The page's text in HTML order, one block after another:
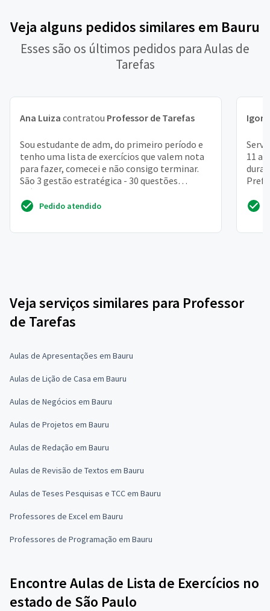
Veja alguns pedidos similares em Bauru
Esses são os últimos pedidos para Aulas de
Tarefas
Ana Luiza contratou Professor de Tarefas
Sou estudante de adm, do primeiro período e
tenho uma lista de exercícios que valem nota
para fazer, comecei e não consigo terminar.
São 3 gestão estratégica - 30 questões
múltipla escolh...
Pedido atendido
Igor
11
Veja serviços similares para Professor
de Tarefas
Aulas de Apresentações em Bauru
Aulas de Lição de Casa em Bauru
Aulas de Negócios em Bauru
Aulas de Projetos em Bauru
Aulas de Redação em Bauru
Aulas de Revisão de Textos em Bauru
Aulas de Teses Pesquisas e TCC em Bauru
Professores de Excel em Bauru
Professores de Programação em Bauru
Encontre Aulas de Lista de Exercícios no
estado de São Paulo